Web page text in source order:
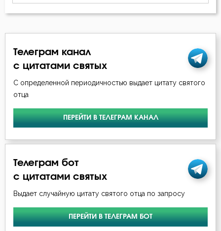
Вера
Воздаяние
Воздержание
Дело
Дети
Телеграм канал
с цитатами святых
С определенной периодичностью выдает цитату святого
отца
ПЕРЕЙТИ В ТЕЛЕГРАМ КАНАЛ
Телеграм бот
с цитатами святых
Выдает случайную цитату святого отца по запросу
ПЕРЕЙТИ В ТЕЛЕГРАМ БОТ